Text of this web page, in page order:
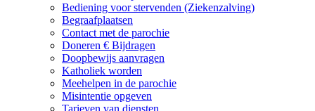
Bediening voor stervenden (Ziekenzalving)
Begraafplaatsen
Contact met de parochie
Doneren € Bijdragen
Doopbewijs aanvragen
Katholiek worden
Meehelpen in de parochie
Misintentie opgeven
Tarieven van diensten